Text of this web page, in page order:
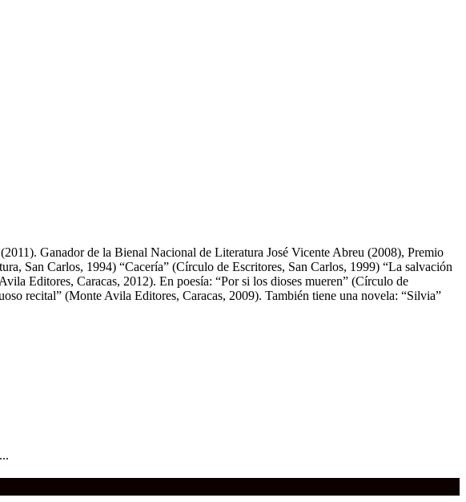
Ganador de la Bienal Nacional de Literatura José Vicente Abreu (2008), Premio
San Carlos, 1994) “Cacería” (Círculo de Escritores, San Carlos, 1999) “La salvación
Editores, Caracas, 2012). En poesía: “Por si los dioses mueren” (Círculo de
recital” (Monte Avila Editores, Caracas, 2009). También tiene una novela: “Silvia”